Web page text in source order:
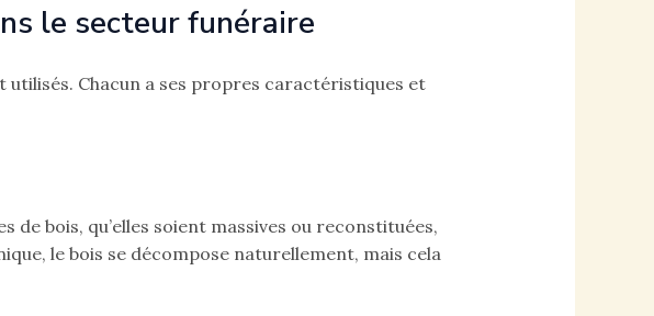
le secteur funéraire
Chacun a ses propres caractéristiques et
bois, qu’elles soient massives ou reconstituées,
le bois se décompose naturellement, mais cela